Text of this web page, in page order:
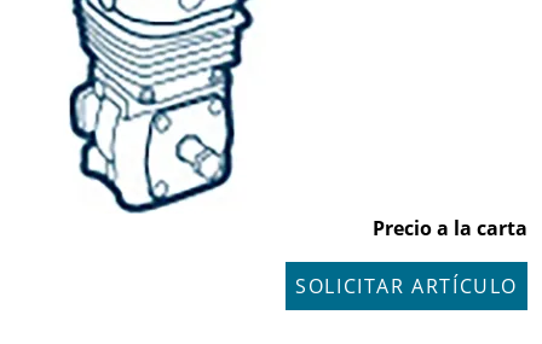
Precio a la carta
SOLICITAR ARTÍCULO